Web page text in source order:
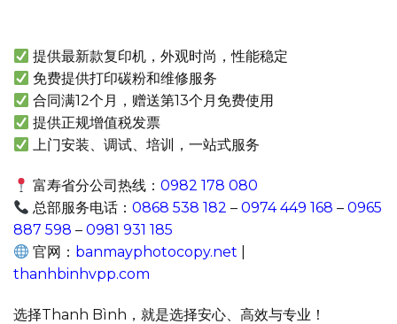
提供最新款复印机，外观时尚，性能稳定
免费提供打印碳粉和维修服务
合同满12个月，赠送第13个月免费使用
提供正规增值税发票
上门安装、调试、培训，一站式服务
富寿省分公司热线：0982 178 080
总部服务电话：0868 538 182 –0974 449 168 –0965
887 598 – 0981 931 185
官网： banmayphotocopy.net
thanhbinhvpp.com
选择Thanh Bình，就是选择安心、高效与专业！